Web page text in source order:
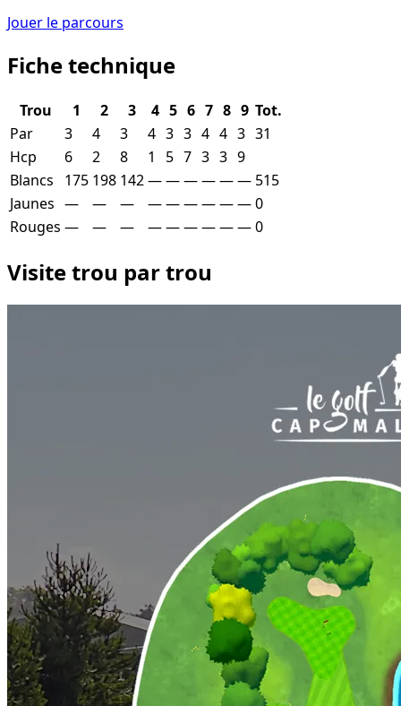
Jouer le parcours
Fiche technique
Trou 1 2 3 4 5 6 7 8 9 Tot.
Par
3 4 3 4 3 3 4 4 3 31
Hcp
6 2 8 1 5 7 3 3 9
Blancs
175 198 142—————— 515
Jaunes — — — ——————0
Rouges — — — ——————0
Visite trou par trou